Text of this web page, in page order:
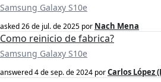
Samsung Galaxy S10e
asked26 de jul. de 2025 por Nach Mena
Como reinicio de fabrica?
Samsung Galaxy S10e
answered4 de sep. de 2024 porCarlos López